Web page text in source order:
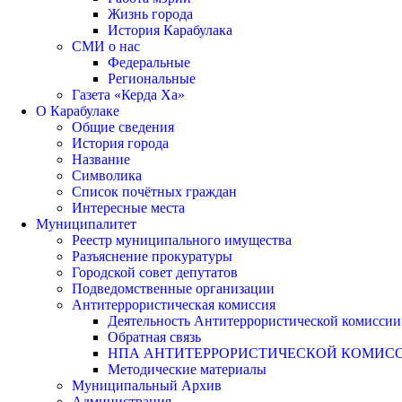
Жизнь города
История Карабулака
СМИ о нас
Федеральные
Региональные
Газета «Керда Ха»
О Карабулаке
Общие сведения
История города
Название
Символика
Список почётных граждан
Интересные места
Муниципалитет
Реестр муниципального имущества
Разъяснение прокуратуры
Городской совет депутатов
Подведомственные организации
Антитеррористическая комиссия
Деятельность Антитеррористической комиссии
Обратная связь
НПА АНТИТЕРРОРИСТИЧЕСКОЙ
Методические материалы
Муниципальный Архив